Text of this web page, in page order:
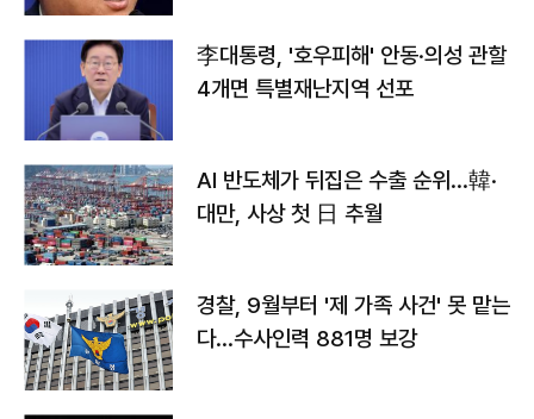
李대통령, '호우피해' 안동·의성 관할
4개면 특별재난지역 선포
AI 반도체가 뒤집은 수출 순위…韓·
대만, 사상 첫 日 추월
경찰, 9월부터 '제 가족 사건' 못 맡는
다…수사인력 881명 보강